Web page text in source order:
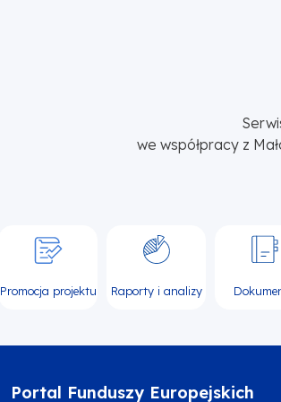
we współpracy z
Promocja projektu Raporty i analizy
Portal Funduszy Europejskich